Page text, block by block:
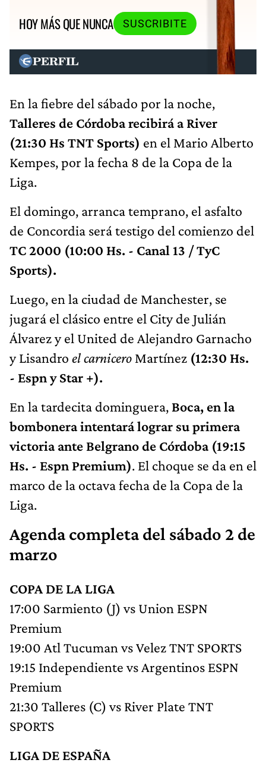
HOY MÁS QUE NUNCA
SUSCRIBITE
En la fiebre del sábado por la noche,
Talleres de Córdoba recibirá a River
(21:30 Hs TNT Sports) en el Mario Alberto
Kempes, por la fecha 8 de la Copa de la
Liga.
El domingo, arranca temprano, el asfalto
de Concordia será testigo del comienzo del
TC 2000 (10:00 Hs. - Canal 13 / TyC
Sports).
Luego, en la ciudad de Manchester, se
jugará el clásico entre el City de Julián
Álvarez y el United de Alejandro Garnacho
y Lisandro el carnicero Martínez (12:30 Hs.
- Espn y Star +).
En la tardecita dominguera, Boca, en la
bombonera intentará lograr su primera
victoria ante Belgrano de Córdoba (19:15
Hs. - Espn Premium). El choque se da en el
marco de la octava fecha de la Copa de la
Liga.
Agenda completa del sábado 2 de
marzo
COPA DE LA LIGA
17:00 Sarmiento (J) vs Union ESPN
Premium
19:00 Atl Tucuman vs Velez TNT SPORTS
19:15 Independiente vs Argentinos ESPN
Premium
21:30 Talleres (C) vs River Plate TNT
SPORTS
LIGA DE ESPAÑA